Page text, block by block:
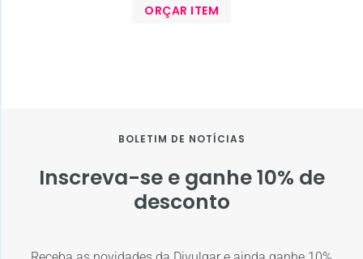
ORÇAR ITEM
BOLETIM DE NOTÍCIAS
Inscreva-se e ganhe 10% de
desconto